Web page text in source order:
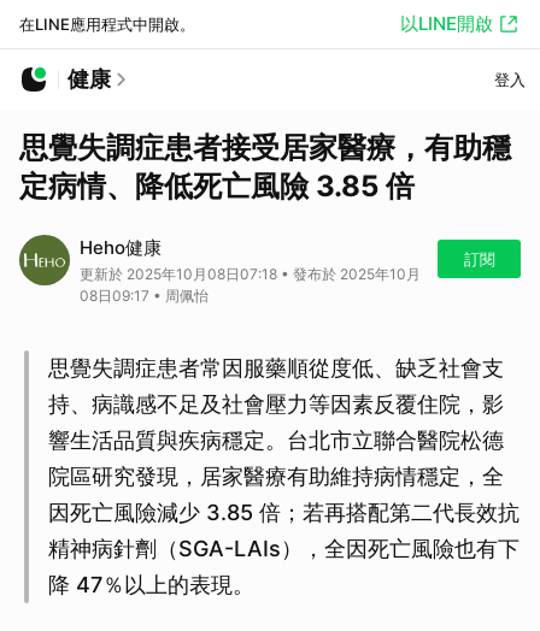
在LINE應用程式中開啟。 以LINE開啟
健康 登入
思覺失調症患者接受居家醫療，有助穩
定病情、降低死亡風險 3.85 倍
Heho健康
更新於 2025年10月08日07:18 • 發布於 2025年10月
08日09:17 • 周佩怡
訂閱
思覺失調症患者常因服藥順從度低、缺乏社會支
持、病識感不足及社會壓力等因素反覆住院，影
響生活品質與疾病穩定。台北市立聯合醫院松德
院區研究發現，居家醫療有助維持病情穩定，全
因死亡風險減少 3.85 倍；若再搭配第二代長效抗
精神病針劑（SGA-LAIs），全因死亡風險也有下
降 47％以上的表現。